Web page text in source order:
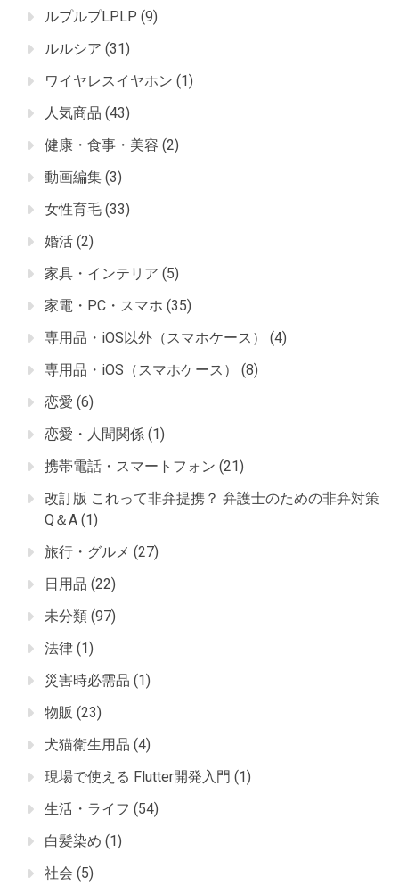
ルプルプLPLP (9)
ルルシア (31)
ワイヤレスイヤホン (1)
人気商品 (43)
健康・食事・美容 (2)
動画編集 (3)
女性育毛 (33)
婚活 (2)
家具・インテリア (5)
家電・PC・スマホ (35)
専用品・iOS以外（スマホケース）
(4)
専用品・iOS（スマホケース）
(8)
恋愛 (6)
恋愛・人間関係 (1)
携帯電話・スマートフォン (21)
改訂版 これって非弁提携？ 弁護士のための非弁対策
Q＆A (1)
旅行・グルメ (27)
日用品 (22)
未分類 (97)
法律 (1)
災害時必需品 (1)
物販 (23)
犬猫衛生用品 (4)
現場で使える Flutter開発入門 (1)
生活・ライフ (54)
白髪染め (1)
社会 (5)